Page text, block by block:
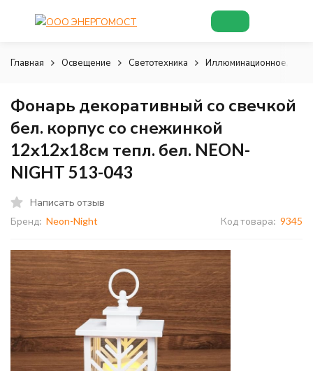
Главная Освещение Светотехника Иллюминационное,
Фонарь декоративный со свечкой
бел. корпус со снежинкой
12х12х18см тепл. бел. NEON-
NIGHT 513-043
Написать отзыв
Бренд: Neon-Night Код товара: 9345